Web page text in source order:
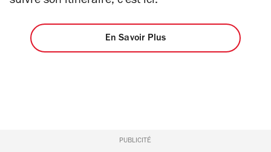
En Savoir Plus
PUBLICITÉ